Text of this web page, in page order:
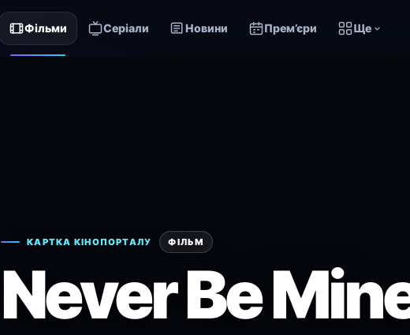
Фільми Серіали Новини Прем’єри Ще
КАРТКА КІНОПОРТАЛУ ФІЛЬМ
Never Be